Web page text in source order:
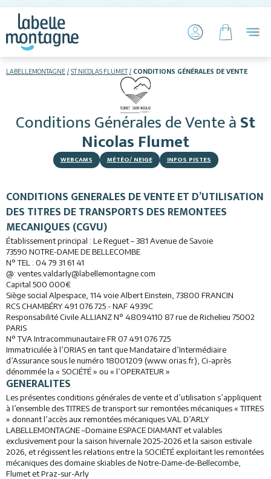
LABELLEMONTAGNE ST NICOLAS FLUMET CONDITIONS GÉNÉRALES DE VENTE
Conditions Générales de VenteàSt
Nicolas Flumet
WEBCAMS MÉTÉO/ NEIGE INFOS PISTES
Hébergements
Restaurants
Activités
Services
Animations
CONDITIONS GENERALES DE VENTE ET D’UTILISATION
DES TITRES DE TRANSPORTS DES REMONTEES
MECANIQUES (CGVU)
Établissement principal : Le Reguet – 381 Avenue de Savoie
73590 NOTRE-DAME DE BELLECOMBE
N° TEL : 04 79 31 61 41
@: ventes.valdarly@labellemontagne.com
Capital 500 000€
Siège social Alpespace, 114 voie Albert Einstein, 73800 FRANCIN
RCS CHAMBÉRY 491 076 725 - NAF 4939C
Responsabilité Civile ALLIANZ N° 48094110 87 rue de Richelieu 75002
PARIS
N° TVA Intracommunautaire FR 07 491 076 725
Immatriculée à l’ORIAS en tant que Mandataire d’Intermédiaire
d’Assurance sous le numéro 18001209 (www.orias.fr), Ci-après
dénommée la « SOCIÉTÉ » ou « l’OPERATEUR »
GENERALITES
Les présentes conditions générales de vente et d’utilisation s’appliquent
à l’ensemble des TITRES de transport sur remontées mécaniques « TITRES
» donnant l’accès aux remontées mécaniques VAL D’ARLY
LABELLEMONTAGNE –Domaine ESPACE DIAMANT et valables
exclusivement pour la saison hivernale 2025-2026 et la saison estivale
2026, et régissent les relations entre la SOCIÉTÉ exploitant les remontées
mécaniques des domaine skiables de Notre-Dame-de-Bellecombe,
Flumet et Praz-sur-Arly